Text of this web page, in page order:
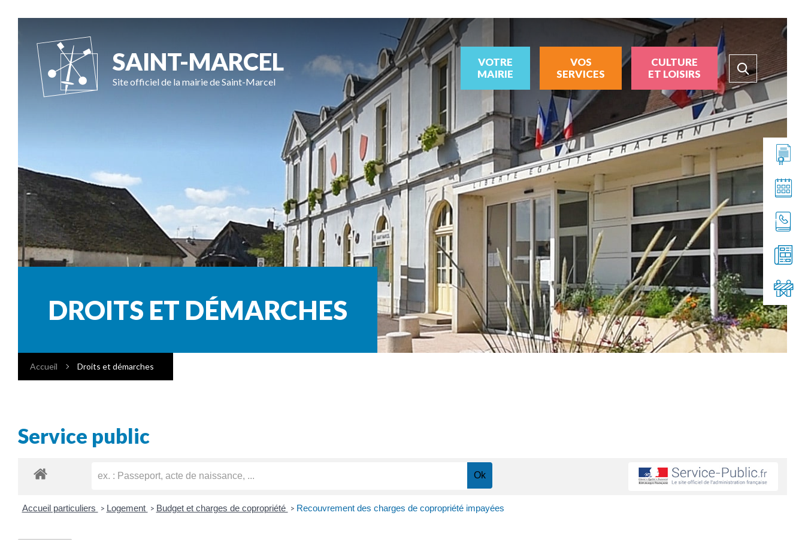
SAINT-MARCEL
Site officiel de la mairie de Saint-Marcel
VOTRE
MAIRIE
VOS
SERVICES
CULTURE
ET LOISIRS
DROITS ET DÉMARCHES
Accueil Droits et démarches
Service public
Accueil particuliers > Logement > Budget et charges de copropriété > Recouvrement des charges de copropriété impayées